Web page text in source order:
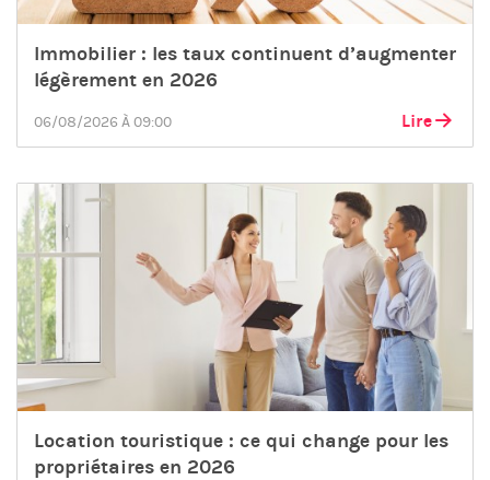
Immobilier : les taux continuent d’augmenter
légèrement en 2026
06/08/2026 À 09:00 Lire
Location touristique : ce qui change pour les
propriétaires en 2026